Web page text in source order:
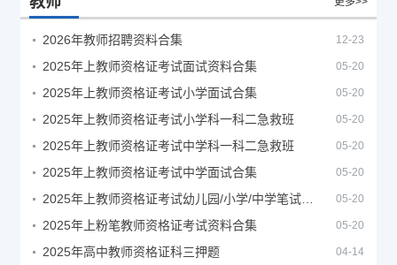
2026年教师招聘资料合集 12-23
2025年上教师资格证考试面试资料合集 05-20
2025年上教师资格证考试小学面试合集 05-20
2025年上教师资格证考试小学科一科二急救班 05-20
2025年上教师资格证考试中学科一科二急救班 05-20
2025年上教师资格证考试中学面试合集 05-20
05-20
2025年上粉笔教师资格证考试资料合集 05-20
2025年高中教师资格证科三押题 04-14